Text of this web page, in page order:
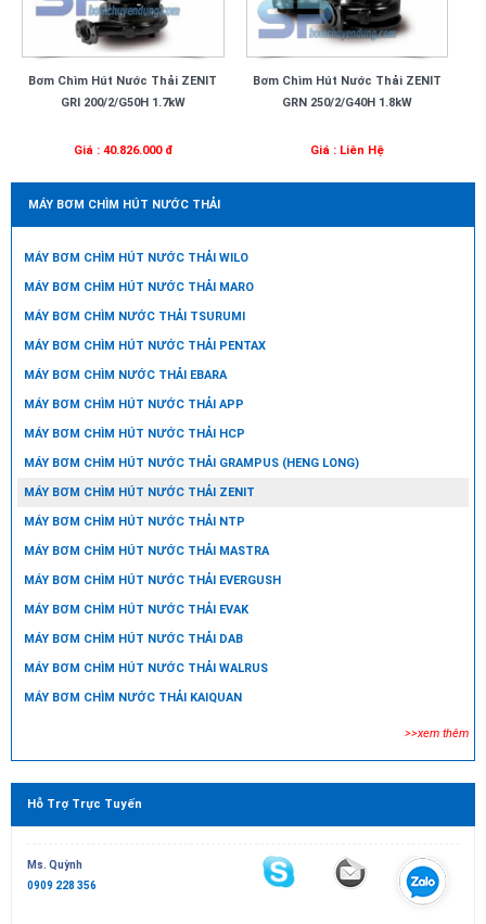
Bơm Chìm Hút Nước Thải ZENIT
GRI 200/2/G50H 1.7kW
Giá : 40.826.000 đ
Bơm Chìm Hút Nước Thải ZENIT
GRN 250/2/G40H 1.8kW
Giá : Liên Hệ
MÁY BƠM CHÌM HÚT NƯỚC THẢI
MÁY BƠM CHÌM HÚT NƯỚC THẢI WILO
MÁY BƠM CHÌM HÚT NƯỚC THẢI MARO
MÁY BƠM CHÌM NƯỚC THẢI TSURUMI
MÁY BƠM CHÌM HÚT NƯỚC THẢI PENTAX
MÁY BƠM CHÌM NƯỚC THẢI EBARA
MÁY BƠM CHÌM HÚT NƯỚC THẢI APP
MÁY BƠM CHÌM HÚT NƯỚC THẢI HCP
MÁY BƠM CHÌM HÚT NƯỚC THẢI GRAMPUS (HENG LONG)
MÁY BƠM CHÌM HÚT NƯỚC THẢI ZENIT
MÁY BƠM CHÌM HÚT NƯỚC THẢI NTP
MÁY BƠM CHÌM HÚT NƯỚC THẢI MASTRA
MÁY BƠM CHÌM HÚT NƯỚC THẢI EVERGUSH
MÁY BƠM CHÌM HÚT NƯỚC THẢI EVAK
MÁY BƠM CHÌM HÚT NƯỚC THẢI DAB
MÁY BƠM CHÌM HÚT NƯỚC THẢI WALRUS
MÁY BƠM CHÌM NƯỚC THẢI KAIQUAN
>>xem thêm
Hỗ Trợ Trực Tuyến
Ms. Quỳnh
0909 228 356